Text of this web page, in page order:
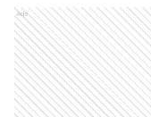
Ads